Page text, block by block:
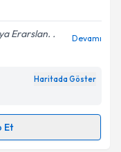
ilişkin
Aydınlatma
belirtilen
Erarslan. .
Devamı
Haritada Göster
Et